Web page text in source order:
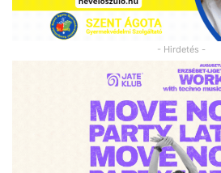
- Hirdetés -